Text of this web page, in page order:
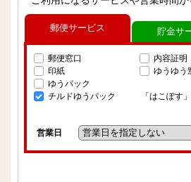
郵便サービス
郵便窓口
印紙
ゆうパック
チルドゆうパック
内容証明
ゆうゆう
「はこぽす
営業日
貯金サ